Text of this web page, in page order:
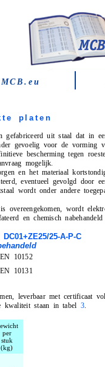
MCB.eu
platen
gefabriceerd uit staal dat in
gevoelig voor de vorming
bescherming tegen
mogelijk.
en het materiaal
eventueel gevolgd door
wordt onder andere
overeengekomen, wordt
en chemisch
25-A-P-C
10152
10131
leverbaar met certificaat
kwaliteit staan in tabel 3.
per
stuk
(kg)